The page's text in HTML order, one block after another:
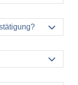

